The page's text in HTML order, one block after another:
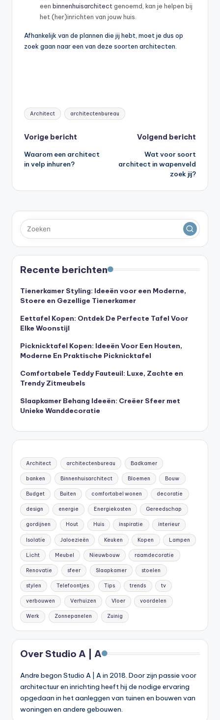
een binnenhuisarchitect genoemd, kan je helpen bij
het (her)inrichten van jouw huis.
Afhankelijk van de plannen die jij hebt, moet je dus op
zoek gaan naar een van deze soorten architecten.
Tags:
Architect architectenbureau
Bericht
navigatie
Vorige bericht
Waarom een architect
in velp inhuren?
Volgend bericht
Wat voor soort
architect in wapenveld
zoek jij?
Recente berichten
Tienerkamer Styling: Ideeën voor een Moderne,
Stoere en Gezellige Tienerkamer
Eettafel Kopen: Ontdek De Perfecte Tafel Voor
Elke Woonstijl
Picknicktafel Kopen: Ideeën Voor Een Houten,
Moderne En Praktische Picknicktafel
Comfortabele Teddy Fauteuil: Luxe, Zachte en
Trendy Zitmeubels
Slaapkamer Behang Ideeën: Creëer Sfeer met
Unieke Wanddecoratie
Architect architectenbureau Badkamer
banken Binnenhuisarchitect Bloemen Bouw
Budget Buiten comfortabel wonen decoratie
design energie Energiekosten Gereedschap
gordijnen Hout Huis inspiratie interieur
Isolatie Jaloezieën Keuken Kopen Lampen
Licht Meubel Nieuwbouw raamdecoratie
Renovatie sfeer Slaapkamer stoelen
stylen Telefoontjes Tips trends tv
verbouwen Verhuizen Vloer voordelen
Werk Zonnepanelen Zuinig
Over Studio A | A
Andre begon Studio A | A in 2018. Door zijn passie voor
architectuur en inrichting heeft hij de nodige ervaring
opgedaan in het aanleggen van tuinen en bouwen van
woningen en andere gebouwen.